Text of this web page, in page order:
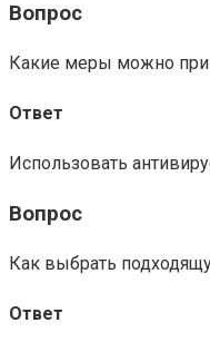
Вопрос
Какие меры можно
Ответ
Использовать
Вопрос
Как выбрать
Ответ